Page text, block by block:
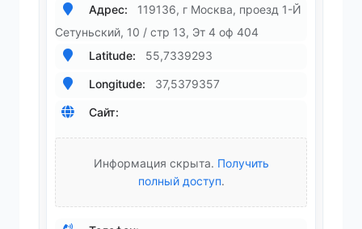
Адрес:
119136, г Москва, проезд 1-Й
Сетуньский, 10 / стр 13, Эт 4 оф 404
Latitude:
55,7339293
Longitude: 37,5379357
Сайт:
Информация скрыта. Получить
полный доступ.